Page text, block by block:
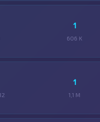
1
606 K
1
1,1 M